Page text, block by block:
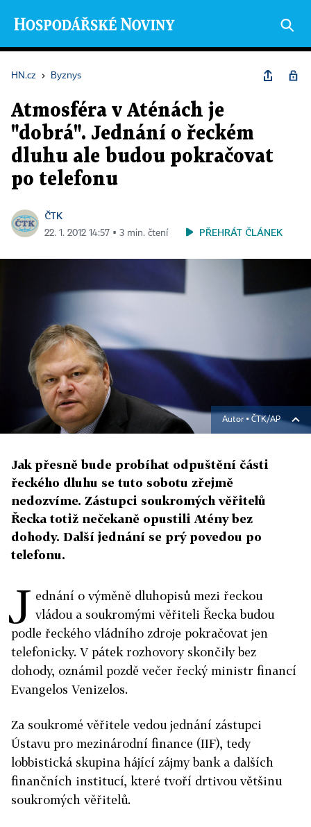
HN.cz › Byznys
Atmosféra v Aténách je
"dobrá". Jednání o řeckém
dluhu ale budou pokračovat
po telefonu
ČTK
22. 1. 2012 14:57 ▪ 3 min. čtení PŘEHRÁT ČLÁNEK
Autor ▪ ČTK/AP
Jak přesně bude probíhat odpuštění části
řeckého dluhu se tuto sobotu zřejmě
nedozvíme. Zástupci soukromých věřitelů
Řecka totiž nečekaně opustili Atény bez
dohody. Další jednání se prý povedou po
telefonu.
J ednání o výměně dluhopisů mezi řeckou
vládou a soukromými věřiteli Řecka budou
podle řeckého vládního zdroje pokračovat jen
telefonicky. V pátek rozhovory skončily bez
dohody, oznámil pozdě večer řecký ministr financí
Evangelos Venizelos.
Za soukromé věřitele vedou jednání zástupci
Ústavu pro mezinárodní finance (IIF), tedy
lobbistická skupina hájící zájmy bank a dalších
finančních institucí, které tvoří drtivou většinu
soukromých věřitelů.